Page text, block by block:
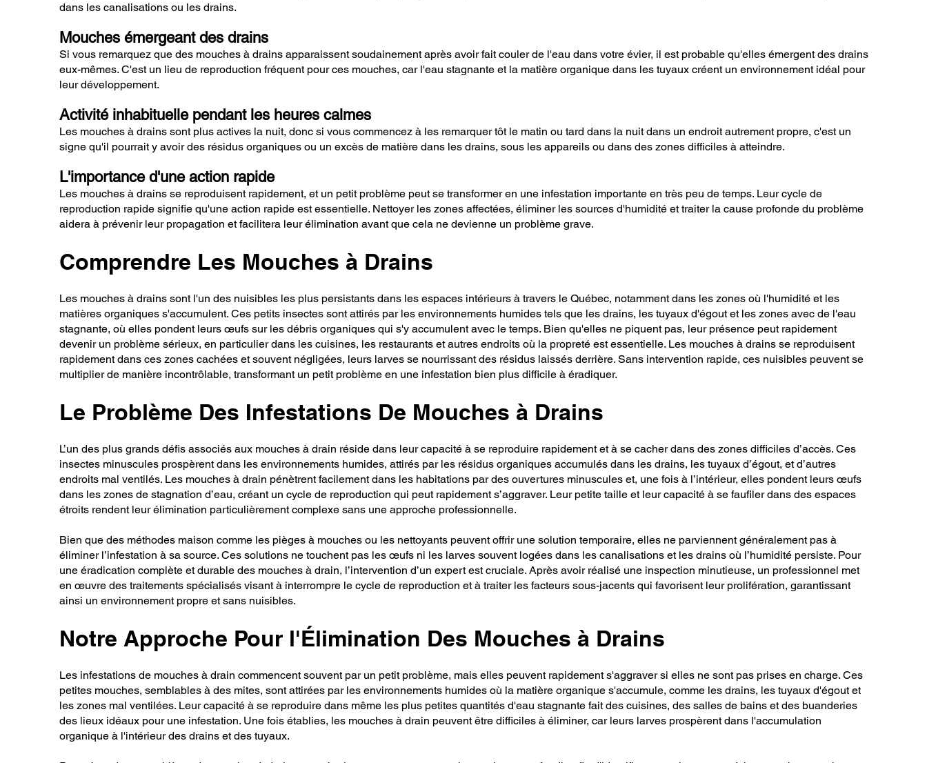
dans les canalisations ou les drains.
Mouches émergeant des drains
Si vous remarquez que des mouches à drains apparaissent soudainement après avoir fait couler de l'eau dans votre évier, il est probable qu'elles émergent des drains
eux-mêmes. C'est un lieu de reproduction fréquent pour ces mouches, car l'eau stagnante et la matière organique dans les tuyaux créent un environnement idéal pour
leur développement.
Activité inhabituelle pendant les heures calmes
Les mouches à drains sont plus actives la nuit, donc si vous commencez à les remarquer tôt le matin ou tard dans la nuit dans un endroit autrement propre, c'est un
signe qu'il pourrait y avoir des résidus organiques ou un excès de matière dans les drains, sous les appareils ou dans des zones difficiles à atteindre.
L'importance d'une action rapide
Les mouches à drains se reproduisent rapidement, et un petit problème peut se transformer en une infestation importante en très peu de temps. Leur cycle de
reproduction rapide signifie qu'une action rapide est essentielle. Nettoyer les zones affectées, éliminer les sources d'humidité et traiter la cause profonde du problème
aidera à prévenir leur propagation et facilitera leur élimination avant que cela ne devienne un problème grave.
Comprendre Les Mouches à Drains
Les mouches à drains sont l'un des nuisibles les plus persistants dans les espaces intérieurs à travers le Québec, notamment dans les zones où l'humidité et les
matières organiques s'accumulent. Ces petits insectes sont attirés par les environnements humides tels que les drains, les tuyaux d'égout et les zones avec de l'eau
stagnante, où elles pondent leurs œufs sur les débris organiques qui s'y accumulent avec le temps. Bien qu'elles ne piquent pas, leur présence peut rapidement
devenir un problème sérieux, en particulier dans les cuisines, les restaurants et autres endroits où la propreté est essentielle. Les mouches à drains se reproduisent
rapidement dans ces zones cachées et souvent négligées, leurs larves se nourrissant des résidus laissés derrière. Sans intervention rapide, ces nuisibles peuvent se
multiplier de manière incontrôlable, transformant un petit problème en une infestation bien plus difficile à éradiquer.
Le Problème Des Infestations De Mouches à Drains
L’un des plus grands défis associés aux mouches à drain réside dans leur capacité à se reproduire rapidement et à se cacher dans des zones difficiles d’accès. Ces
insectes minuscules prospèrent dans les environnements humides, attirés par les résidus organiques accumulés dans les drains, les tuyaux d’égout, et d’autres
endroits mal ventilés. Les mouches à drain pénètrent facilement dans les habitations par des ouvertures minuscules et, une fois à l’intérieur, elles pondent leurs œufs
dans les zones de stagnation d’eau, créant un cycle de reproduction qui peut rapidement s’aggraver. Leur petite taille et leur capacité à se faufiler dans des espaces
étroits rendent leur élimination particulièrement complexe sans une approche professionnelle.
Bien que des méthodes maison comme les pièges à mouches ou les nettoyants peuvent offrir une solution temporaire, elles ne parviennent généralement pas à
éliminer l’infestation à sa source. Ces solutions ne touchent pas les œufs ni les larves souvent logées dans les canalisations et les drains où l’humidité persiste. Pour
une éradication complète et durable des mouches à drain, l’intervention d’un expert est cruciale. Après avoir réalisé une inspection minutieuse, un professionnel met
en œuvre des traitements spécialisés visant à interrompre le cycle de reproduction et à traiter les facteurs sous-jacents qui favorisent leur prolifération, garantissant
ainsi un environnement propre et sans nuisibles.
Notre Approche Pour l'Élimination Des Mouches à Drains
Les infestations de mouches à drain commencent souvent par un petit problème, mais elles peuvent rapidement s'aggraver si elles ne sont pas prises en charge. Ces
petites mouches, semblables à des mites, sont attirées par les environnements humides où la matière organique s'accumule, comme les drains, les tuyaux d'égout et
les zones mal ventilées. Leur capacité à se reproduire dans même les plus petites quantités d'eau stagnante fait des cuisines, des salles de bains et des buanderies
des lieux idéaux pour une infestation. Une fois établies, les mouches à drain peuvent être difficiles à éliminer, car leurs larves prospèrent dans l'accumulation
organique à l'intérieur des drains et des tuyaux.